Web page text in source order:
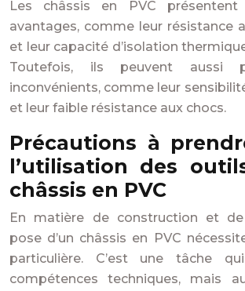
Les châssis en PVC
avantages, comme leur résistance
et leur capacité d’isolation
Toutefois, ils peuvent aussi
inconvénients, comme leur
et leur faible résistance aux chocs.
Précautions à
l’utilisation des
châssis en PVC
En matière de construction et
pose d’un châssis en PVC
particulière. C’est une tâche
compétences techniques, mais